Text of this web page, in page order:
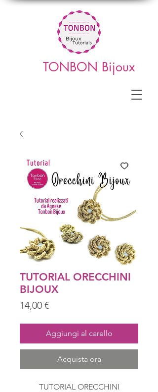
TONBON Bijoux
TUTORIAL ORECCHINI
BIJOUX
14,00 €Prezzo
Aggiungi al carello
Acquista ora
TUTORIAL ORECCHINI